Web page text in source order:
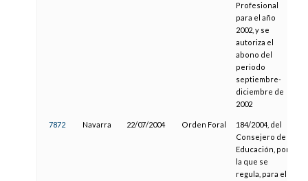
Profesional
para el año
2002, y se
autoriza el
abono del
periodo
septiembre-
diciembre de
2002
7872 Navarra 22/07/2004 Orden Foral
184/2004, del
Consejero de
Educación, por
la que se
regula, para el